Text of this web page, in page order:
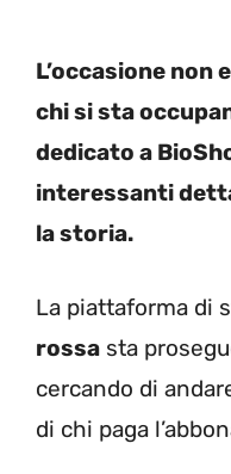
L’occasione non
chi si sta
dedicato a
interessanti
la storia.
La piattaforma di
rossa sta
cercando di
di chi paga